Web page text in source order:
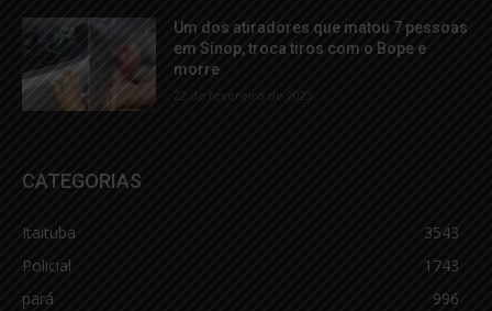
Um dos atiradores que matou 7 pessoas
em Sinop, troca tiros com o Bope e
morre
22 de fevereiro de 2023
CATEGORIAS
Itaituba
3543
Policial
1743
pará
996